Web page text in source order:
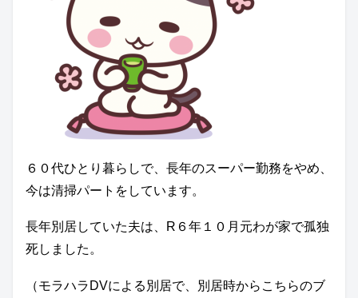
６０代ひとり暮らしで、長年のスーパー勤務をやめ、
今は清掃パートをしています。
長年別居していた夫は、R６年１０月元わが家で孤独
死しました。
（モラハラDVによる別居で、別居時からこちらのブ